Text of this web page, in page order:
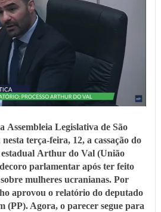
Assembleia Legislativa de São
terça-feira, 12, a cassação do
Arthur do Val (União
parlamentar após ter feito
mulheres ucranianas. Por
aprovou o relatório do deputado
(PP). Agora, o parecer segue para